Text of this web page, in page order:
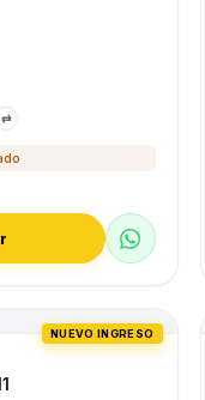
⇄
NUEVO INGRESO